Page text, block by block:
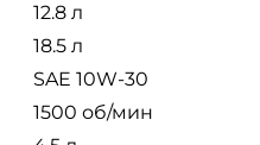
12.8 л
18.5 л
SAE 10W-30
1500 об/мин